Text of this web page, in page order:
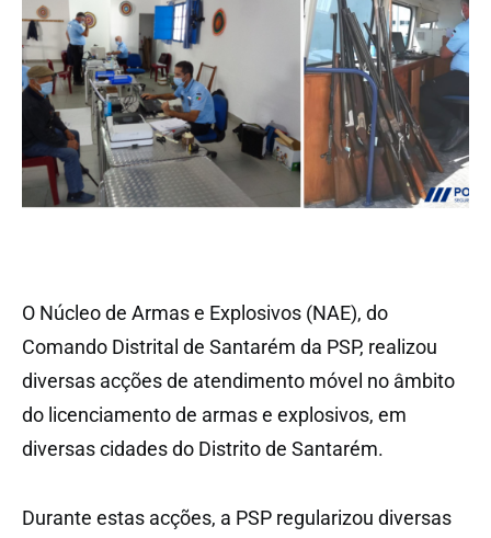
O Núcleo de Armas e Explosivos (NAE), do
Comando Distrital de Santarém da PSP, realizou
diversas acções de atendimento móvel no âmbito
do licenciamento de armas e explosivos, em
diversas cidades do Distrito de Santarém.
Durante estas acções, a PSP regularizou diversas